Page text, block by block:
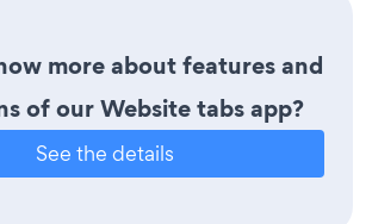
more about features and
of our Website tabs app?
See the details